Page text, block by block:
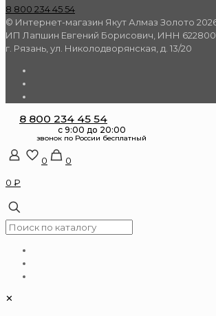
8 800 234 45 54
© Интернет-магазин Якут Алмаз Золото
ИП Лапшин Евгений Борисович, ИНН
г. Рязань, ул. Николодворянская, д. 13/20
8 800 234 45 54
0
0
0 ₽
✕